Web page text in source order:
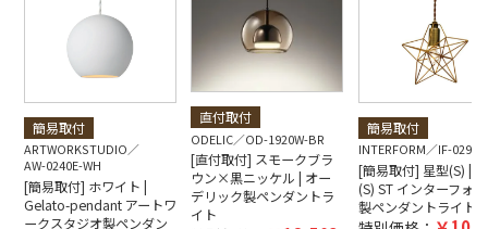
簡易取付
ARTWORKSTUDIO
AW-0240E-WH
[簡易取付] ホワイト |
Gelato-pendant アートワ
ークスタジオ製ペンダン
直付取付
ODELIC OD-1920W-BR
[直付取付] スモークブラ
ウン×黒ニッケル | オー
デリック製ペンダントラ
イト
簡易取付
INTERFORM IF-
[簡易取付] 星型(S) |
(S) ST インターフォ
製ペンダントライト